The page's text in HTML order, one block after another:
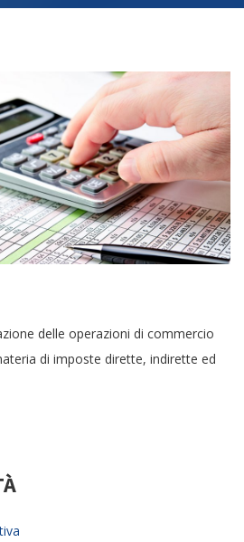
delle operazioni di commercio
di imposte dirette, indirette ed